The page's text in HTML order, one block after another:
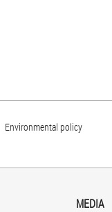
Environmental policy
MEDIA